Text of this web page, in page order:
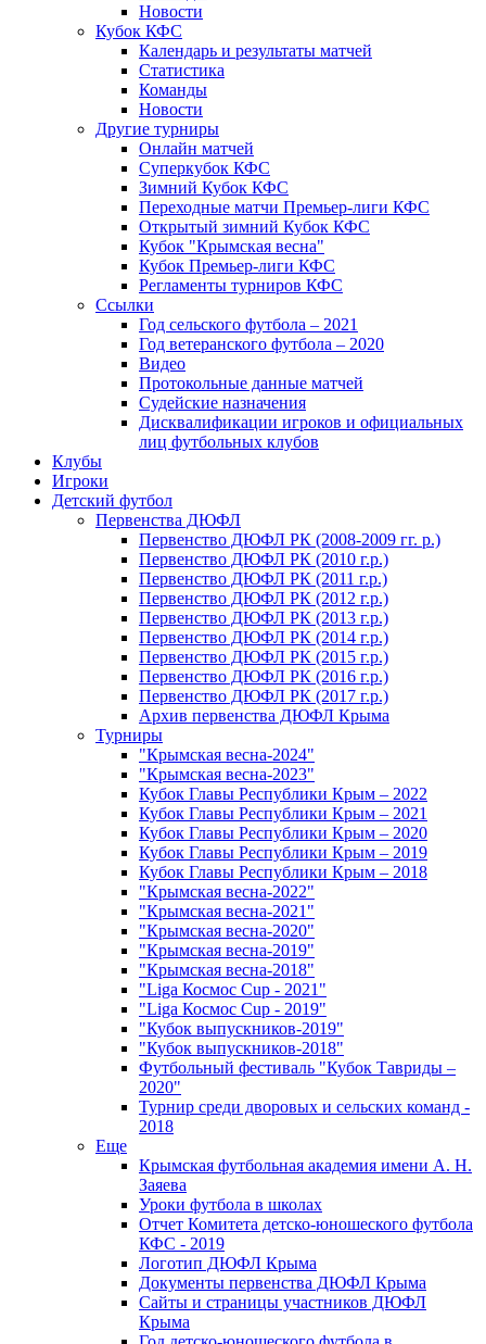
Новости
Кубок КФС
Календарь и результаты матчей
Статистика
Команды
Новости
Другие турниры
Онлайн матчей
Суперкубок КФС
Зимний Кубок КФС
Переходные матчи Премьер-лиги КФС
Открытый зимний Кубок КФС
Кубок "Крымская весна"
Кубок Премьер-лиги КФС
Регламенты турниров КФС
Ссылки
Год сельского футбола – 2021
Год ветеранского футбола – 2020
Видео
Протокольные данные матчей
Судейские назначения
Дисквалификации игроков и официальных
лиц футбольных клубов
Клубы
Игроки
Детский футбол
Первенства ДЮФЛ
Первенство ДЮФЛ РК (2008-2009 гг. р.)
Первенство ДЮФЛ РК (2010 г.р.)
Первенство ДЮФЛ РК (2011 г.р.)
Первенство ДЮФЛ РК (2012 г.р.)
Первенство ДЮФЛ РК (2013 г.р.)
Первенство ДЮФЛ РК (2014 г.р.)
Первенство ДЮФЛ РК (2015 г.р.)
Первенство ДЮФЛ РК (2016 г.р.)
Первенство ДЮФЛ РК (2017 г.р.)
Архив первенства ДЮФЛ Крыма
Турниры
"Крымская весна-2024"
"Крымская весна-2023"
Кубок Главы Республики Крым – 2022
Кубок Главы Республики Крым – 2021
Кубок Главы Республики Крым – 2020
Кубок Главы Республики Крым – 2019
Кубок Главы Республики Крым – 2018
"Крымская весна-2022"
"Крымская весна-2021"
"Крымская весна-2020"
"Крымская весна-2019"
"Крымская весна-2018"
"Liga Космос Cup - 2021"
"Liga Космос Cup - 2019"
"Кубок выпускников-2019"
"Кубок выпускников-2018"
Футбольный фестиваль "Кубок Тавриды –
2020"
Турнир среди дворовых и сельских команд -
2018
Еще
Крымская футбольная академия имени А. Н.
Заяева
Уроки футбола в школах
Отчет Комитета детско-юношеского футбола
КФС - 2019
Логотип ДЮФЛ Крыма
Документы первенства ДЮФЛ Крыма
Сайты и страницы участников ДЮФЛ
Крыма